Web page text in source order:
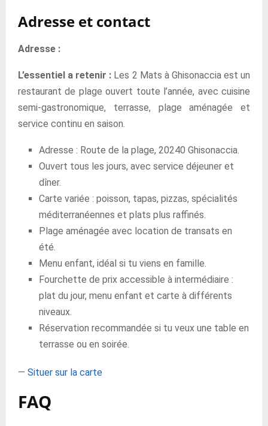
Adresse et contact
Adresse :
L’essentiel a retenir : Les 2 Mats à Ghisonaccia est un
restaurant de plage ouvert toute l’année, avec cuisine
semi-gastronomique, terrasse, plage aménagée et
service continu en saison.
Adresse : Route de la plage, 20240 Ghisonaccia.
Ouvert tous les jours, avec service déjeuner et
dîner.
Carte variée : poisson, tapas, pizzas, spécialités
méditerranéennes et plats plus raffinés.
Plage aménagée avec location de transats en
été.
Menu enfant, idéal si tu viens en famille.
Fourchette de prix accessible à intermédiaire :
plat du jour, menu enfant et carte à différents
niveaux.
Réservation recommandée si tu veux une table en
terrasse ou en soirée.
— Situer sur la carte
FAQ